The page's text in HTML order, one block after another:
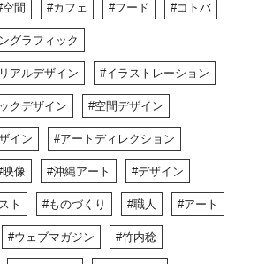
空間 カフェ フード コトバ
グラフィック
アルデザイン イラストレーション
クデザイン 空間デザイン
イン アートディレクション
映像 沖縄アート デザイン
ト ものづくり 職人 アート
ウェブマガジン 竹内稔